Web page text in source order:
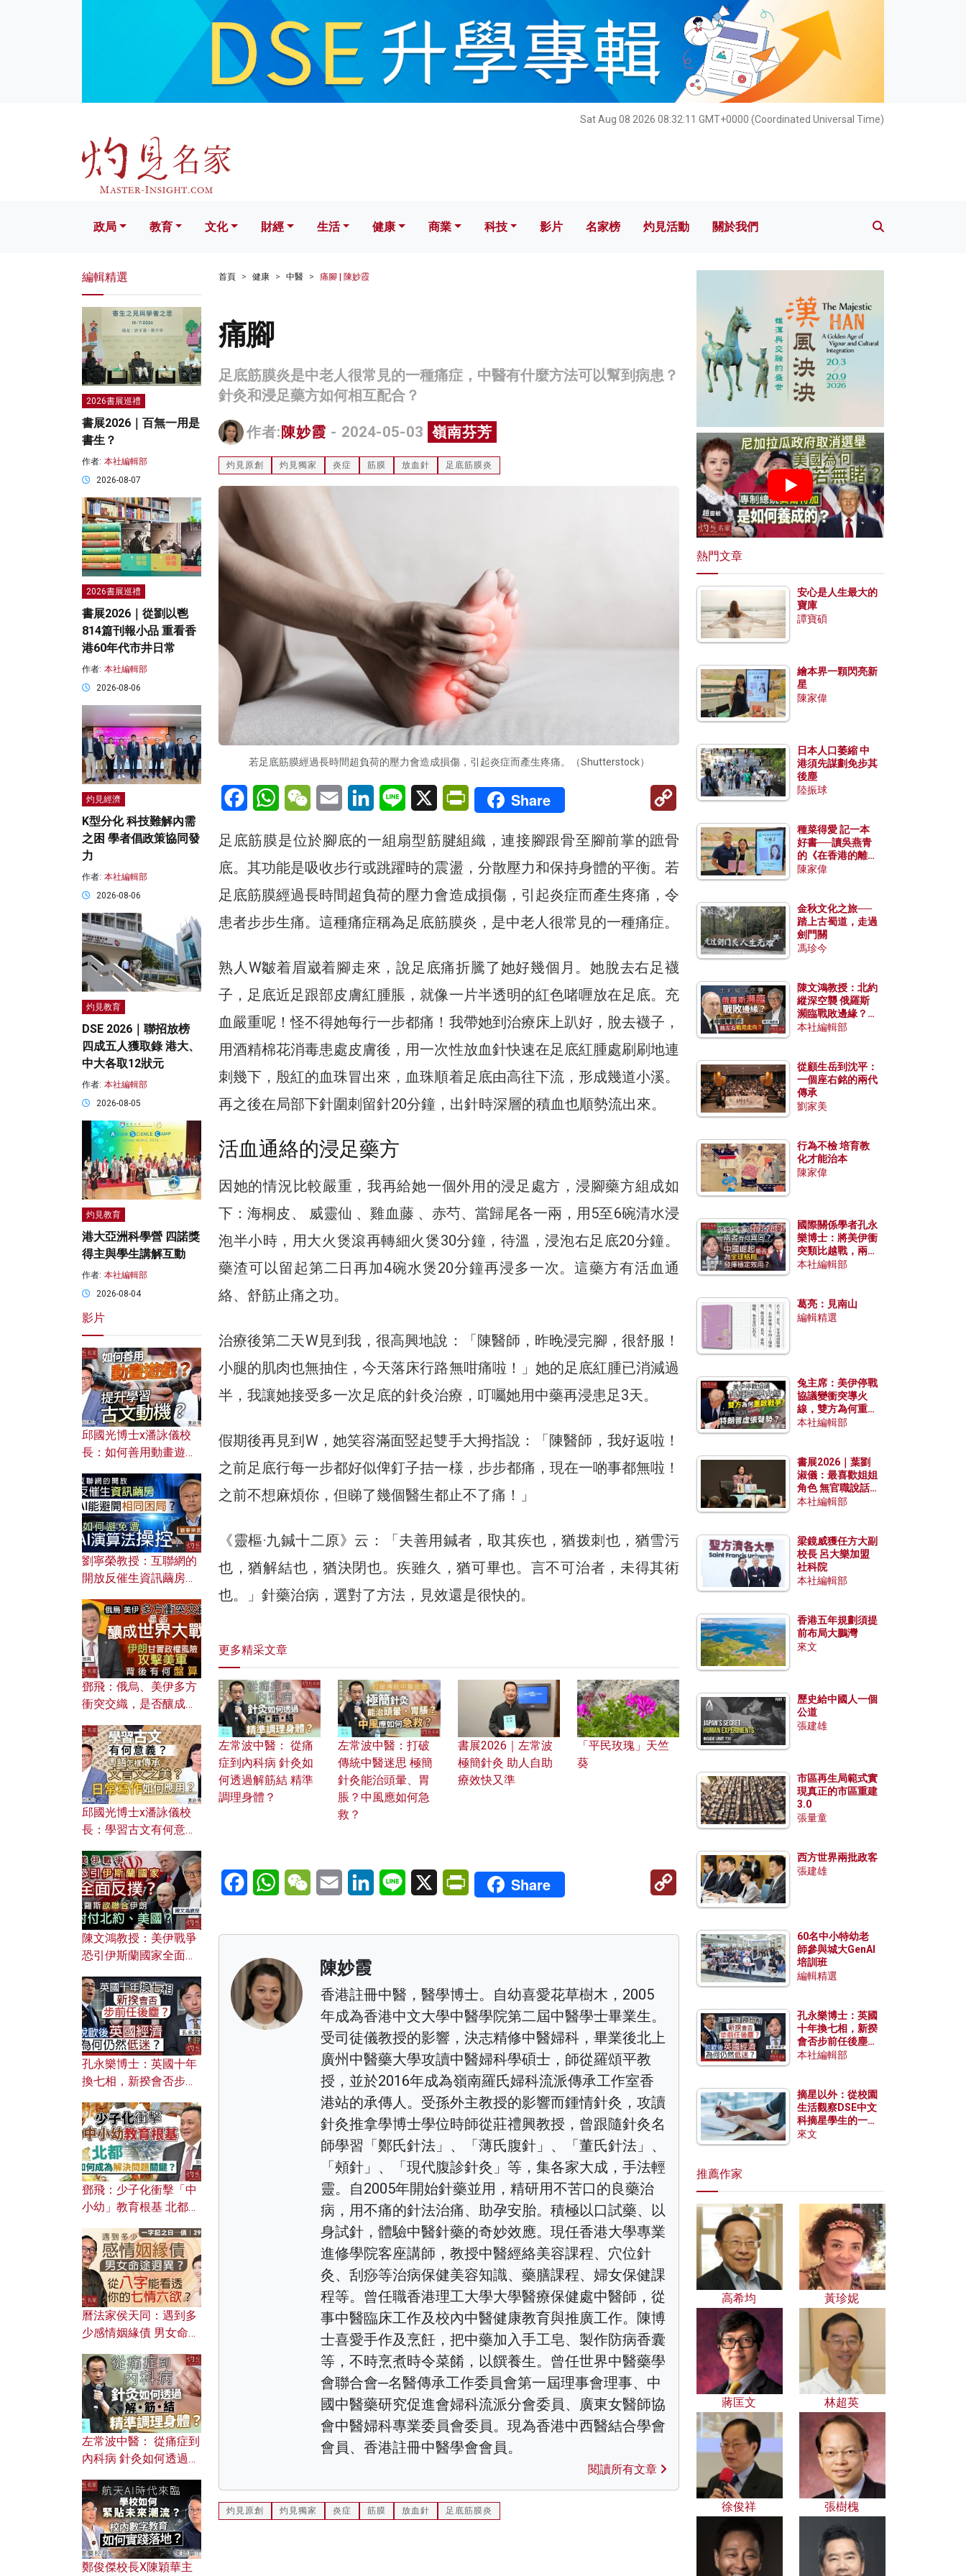
Sat Aug 08 2026 08:32:13 GMT+0000 (Coordinated Universal Time)
文化 財經 生活 健康 科技 影片 名家榜 灼見活動 關於我們
政局 教育 文化 財經 生活 健康 商業 科技 影片 名家榜 灼見活動 關於我們
首頁 健康 中醫 痛腳 | 陳妙霞
痛腳
足底筋膜炎是中老人很常見的一種痛症，中醫有什麼方法可以幫到病患？
針灸和浸足藥方如何相互配合？
作者: 陳妙霞 - 2024-05-03 嶺南芬芳
灼見原創 灼見獨家 炎症 筋膜 放血針 足底筋膜炎
若足底筋膜經過長時間超負荷的壓力會造成損傷，引起炎症而產生疼痛。（Shutterstock）
FacebookWhatsAppWeChatEmail LinkedInLine X PrintFriendly
Share
Copy
Link
足底筋膜是位於腳底的一組扇型筋腱組織，連接腳跟骨至腳前掌的蹠骨
底。其功能是吸收步行或跳躍時的震盪，分散壓力和保持身體的平衡。若
足底筋膜經過長時間超負荷的壓力會造成損傷，引起炎症而產生疼痛，令
患者步步生痛。這種痛症稱為足底筋膜炎，是中老人很常見的一種痛症。
熟人W皺着眉崴着腳走來，說足底痛折騰了她好幾個月。她脫去右足襪
子，足底近足跟部皮膚紅腫脹，就像一片半透明的紅色啫喱放在足底。充
血嚴重呢！怪不得她每行一步都痛！我帶她到治療床上趴好，脫去襪子，
用酒精棉花消毒患處皮膚後，用一次性放血針快速在足底紅腫處刷刷地連
刺幾下，殷紅的血珠冒出來，血珠順着足底由高往下流，形成幾道小溪。
再之後在局部下針圍刺留針20分鐘，出針時深層的積血也順勢流出來。
活血通絡的浸足藥方
因她的情況比較嚴重，我再給她一個外用的浸足處方，浸腳藥方組成如
下：海桐皮、 威靈仙 、雞血藤 、赤芍、當歸尾各一兩，用5至6碗清水浸
泡半小時，用大火煲滾再轉細火煲30分鐘，待溫，浸泡右足底20分鐘。
藥渣可以留起第二日再加4碗水煲20分鐘再浸多一次。這藥方有活血通
絡、舒筋止痛之功。
治療後第二天W見到我，很高興地說：「陳醫師，昨晚浸完腳，很舒服！
小腿的肌肉也無抽住，今天落床行路無咁痛啦！」她的足底紅腫已消減過
半，我讓她接受多一次足底的針灸治療，叮囑她用中藥再浸患足3天。
假期後再見到W，她笑容滿面竪起雙手大拇指說：「陳醫師，我好返啦！
之前足底行每一步都好似俾釘子拮一様，步步都痛，現在一啲事都無啦！
之前不想麻煩你，但睇了幾個醫生都止不了痛！」
《靈樞·九鍼十二原》云：「夫善用鍼者，取其疾也，猶拨刺也，猶雪污
也，猶解結也，猶決閉也。疾雖久，猶可畢也。言不可治者，未得其術
也。」針藥治病，選對了方法，見效還是很快的。
更多精采文章
左常波中醫： 從痛
症到內科病 針灸如
何透過解筋結 精準
調理身體？
左常波中醫：打破
傳統中醫迷思 極簡
針灸能治頭暈、胃
脹？中風應如何急
救？
書展2026｜左常波
極簡針灸 助人自助
療效快又準
「平民玫瑰」天竺
葵
FacebookWhatsAppWeChatEmail LinkedInLine X PrintFriendly
Share
Copy
陳妙霞
香港註冊中醫，醫學博士。自幼喜愛花草樹木，2005
年成為香港中文大學中醫學院第二屆中醫學士畢業生。
受司徒儀教授的影響，決志精修中醫婦科，畢業後北上
廣州中醫藥大學攻讀中醫婦科學碩士，師從羅頌平教
授，並於2016年成為嶺南羅氏婦科流派傳承工作室香
港站的承傳人。受孫外主教授的影響而鍾情針灸，攻讀
針灸推拿學博士學位時師從莊禮興教授，曾跟隨針灸名
師學習「鄭氏針法」、「薄氏腹針」、「董氏針法」、
「頰針」、「現代腹診針灸」等，集各家大成，手法輕
靈。自2005年開始針藥並用，精研用不苦口的良藥治
病，用不痛的針法治痛、助孕安胎。積極以口試藥、以
身試針，體驗中醫針藥的奇妙效應。現任香港大學專業
進修學院客座講師，教授中醫經絡美容課程、穴位針
灸、刮痧等治病保健美容知識、藥膳課程、婦女保健課
程等。曾任職香港理工大學大學醫療保健處中醫師，從
事中醫臨床工作及校內中醫健康教育與推廣工作。陳博
士喜愛手作及烹飪，把中藥加入手工皂、製作防病香囊
等，不時烹煮時令菜餚，以饌養生。曾任世界中醫藥學
會聯合會─名醫傳承工作委員會第一屆理事會理事、中
國中醫藥研究促進會婦科流派分會委員、廣東女醫師協
會中醫婦科專業委員會委員。現為香港中西醫結合學會
會員、香港註冊中醫學會會員。
閱讀所有文章
灼見原創 灼見獨家 炎症 筋膜 放血針 足底筋膜炎
編輯精選
2026書展巡禮
書展2026｜百無一用是
書生？
作者: 本社編輯部
2026-08-07
2026書展巡禮
書展2026｜從劉以鬯
814篇刊報小品 重看香
港60年代市井日常
作者: 本社編輯部
2026-08-06
灼見經濟
K型分化 科技難解內需
之困 學者倡政策協同發
力
作者: 本社編輯部
2026-08-06
灼見教育
DSE 2026｜聯招放榜
四成五人獲取錄 港大、
中大各取12狀元
作者: 本社編輯部
2026-08-05
灼見教育
港大亞洲科學營 四諾獎
得主與學生講解互動
作者: 本社編輯部
2026-08-04
影片
邱國光博士x潘詠儀校
長：如何善用動畫遊戲
劉寧榮教授：互聯網的
開放反催生資訊繭房，
何避免遭AI演算法操
控？
鄧飛：俄烏、美伊多方
衝突交織，是否釀成世
風險攻擊美軍，背後有
何盤算？
邱國光博士x潘詠儀校
長：學習古文有何意
文之美？ 日常寫作如何
應用？
陳文鴻教授：美伊戰爭
恐引伊斯蘭國家全面反
對付北約美國？
孔永樂博士：英國十年
換七相，新揆會否步前
濟為何仍然低迷？
鄧飛：少子化衝擊「中
小幼」教育根基 北都如
曆法家侯天同：遇到多
少感情姻緣債 男女命途
的七情六欲？
左常波中醫： 從痛症到
內科病 針灸如何透過解
鄭俊傑校長X陳穎華主
熱門文章
安心是人生最大的
寶庫
譚寶碩
繪本界一顆閃亮新
星
陳家偉
日本人口萎縮 中
港須先謀劃免步其
後塵
陸振球
種菜得愛 記一本
好書──讀吳燕青
的《在香港的離島
種菜》
陳家偉
金秋文化之旅──
踏上古蜀道，走過
劍門關
馮珍今
陳文鴻教授：北約
縱深空襲 俄羅斯
瀕臨戰敗邊緣？中
國零部件能左右戰
本社編輯部
從顧生岳到沈平：
一個座右銘的兩代
傳承
劉家美
行為不檢 培育教
化才能治本
陳家偉
國際關係學者孔永
樂博士：將美伊衝
突類比越戰，兩者
有何異同？中國崛
本社編輯部
葛亮：見南山
編輯精選
兔主席：美伊停戰
協議變衝突導火
線，雙方為何重啟
戰爭？伊朗一早洞
本社編輯部
書展2026｜葉劉
淑儀：最喜歡姐姐
角色 無官職說話
包袱少
本社編輯部
梁鏡威獲任方大副
校長 呂大樂加盟
社科院
本社編輯部
香港五年規劃須提
前布局大鵬灣
來文
歷史給中國人一個
公道
張建雄
市區再生局範式實
現真正的市區重建
3.0
張量童
西方世界兩批政客
張建雄
60名中小特幼老
師參與城大GenAI
培訓班
編輯精選
孔永樂博士：英國
十年換七相，新揆
會否步前任後塵？
脫歐後英國經濟為
本社編輯部
摘星以外：從校園
生活觀察DSE中文
科摘星學生的一點
特質
來文
推薦作家
高希均 黃珍妮
蔣匡文 林超英
徐俊祥 張樹槐